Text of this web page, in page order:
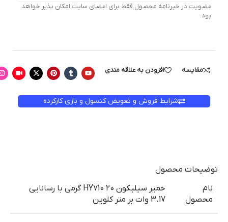
عضویت در خبرنامه محصول فقط برای اعضای سایت امکان پذیر خواهد
بود.
مقایسه افزودن به علاقه مندی
شرایط فروش و تعویض کنسول و بازی کارکرده
توضیحات محصول
نام
محصول
خمیر سیلیکون HY710 20 گرمی با رسانایی
3.17 وات بر متر کلوین